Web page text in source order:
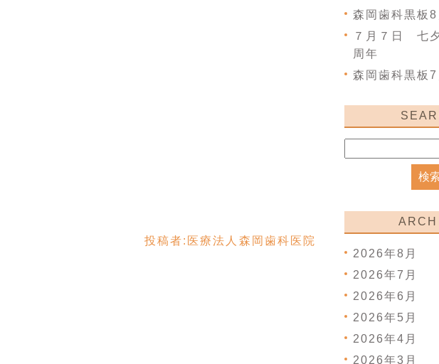
投稿者: 医療法人森岡歯科医院
森岡歯科黒板
７月７日 七
周年
森岡歯科黒板
2026年8月
2026年7月
2026年6月
2026年5月
2026年4月
2026年3月